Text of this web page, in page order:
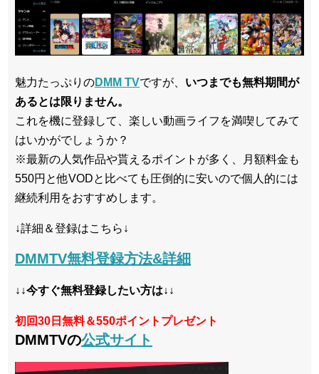
魅力たっぷりのDMM TVですが、 いつまでも無料期間が
あるとは限りません。
これを機に登録して、楽しい動画ライフを満喫してみて
はいかがでしょうか？
※最新の人気作品や貰えるポイントが多く、月額料金も
550円と他VODと比べても圧倒的に安いので個人的には
継続利用をおすすめします。
↓詳細＆登録はこちら↓
DMMTV無料登録方法&詳細
↓↓今すぐ無料登録したい方は↓↓
初回30日無料＆550ポイントプレゼント
DMMTVの公式サイト